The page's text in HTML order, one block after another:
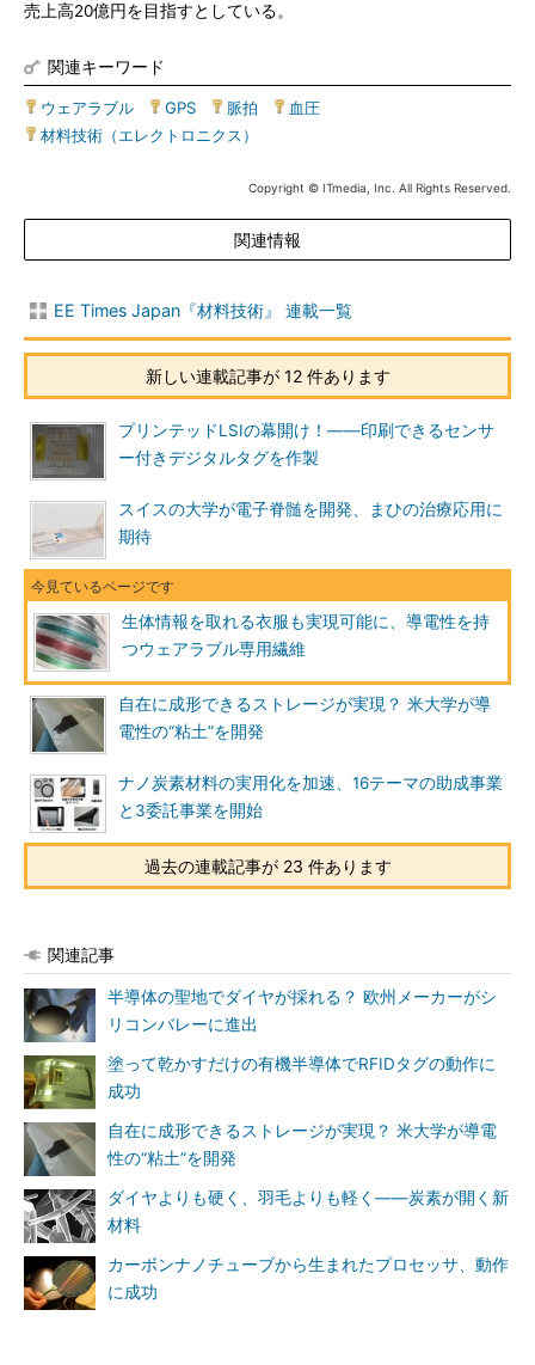
売上高20億円を目指すとしている。
関連キーワード
ウェアラブル GPS 脈拍 血圧
材料技術（エレクトロニクス）
Copyright © ITmedia, Inc. All Rights Reserved.
関連情報
EE Times Japan『材料技術』 連載一覧
新しい連載記事が 12 件あります
プリンテッドLSIの幕開け！――印刷できるセンサ
ー付きデジタルタグを作製
スイスの大学が電子脊髄を開発、まひの治療応用に
期待
生体情報を取れる衣服も実現可能に、導電性を持
つウェアラブル専用繊維
自在に成形できるストレージが実現？ 米大学が導
電性の“粘土”を開発
ナノ炭素材料の実用化を加速、16テーマの助成事業
と3委託事業を開始
過去の連載記事が 23 件あります
関連記事
半導体の聖地でダイヤが採れる？ 欧州メーカーがシ
リコンバレーに進出
塗って乾かすだけの有機半導体でRFIDタグの動作に
成功
自在に成形できるストレージが実現？ 米大学が導電
性の“粘土”を開発
ダイヤよりも硬く、羽毛よりも軽く――炭素が開く新
材料
カーボンナノチューブから生まれたプロセッサ、動作
に成功